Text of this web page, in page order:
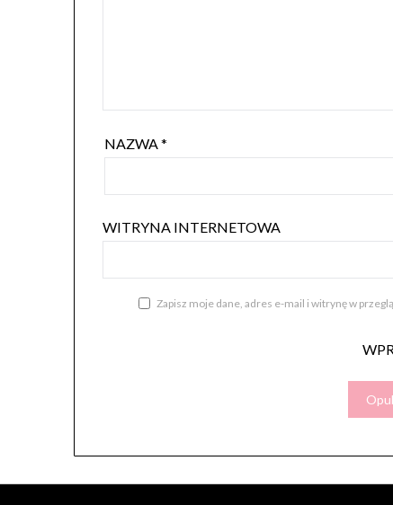
NAZWA*
WITRYNA INTERNETOWA
Zapisz moje dane, adres e-mail i witrynę w